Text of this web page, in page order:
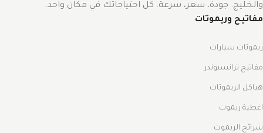
والخليج. جودة، سعر، سرعة. كل احتياجاتك في مكان واحد.
مفاتيح وريموتات
ريموتات سيارات
مفاتيح ترانسبوندر
هياكل الريموتات
اغطية ريموت
شرائح الريموت